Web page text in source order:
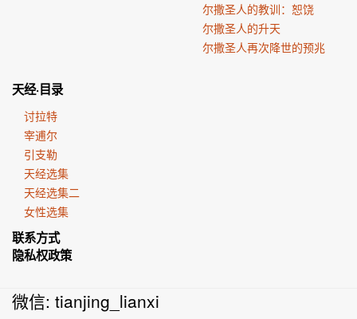
尔撒圣人的教训：恕饶
尔撒圣人的升天
尔撒圣人再次降世的预兆
天经·目录
讨拉特
宰逋尔
引支勒
天经选集
天经选集二
女性选集
联系方式
隐私权政策
微信: tianjing_lianxi